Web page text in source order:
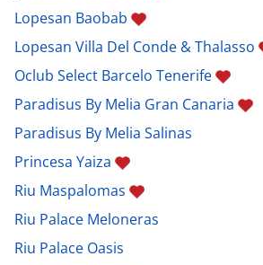
Lopesan Baobab
Lopesan Villa Del Conde & Thalasso
Oclub Select Barcelo Tenerife
Paradisus By Melia Gran Canaria
Paradisus By Melia Salinas
Princesa Yaiza
Riu Maspalomas
Riu Palace Meloneras
Riu Palace Oasis